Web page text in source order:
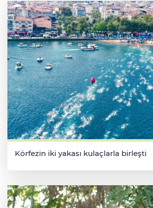
Körfezin iki yakası kulaçlarla birleşti